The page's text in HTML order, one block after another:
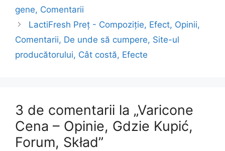
gene, Comentarii
LactiFresh Preț - Compoziție, Efect, Opinii,
Comentarii, De unde să cumpere, Site-ul
producătorului, Cât costă, Efecte
3 de comentarii la „Varicone
Cena – Opinie, Gdzie Kupić,
Forum, Skład”